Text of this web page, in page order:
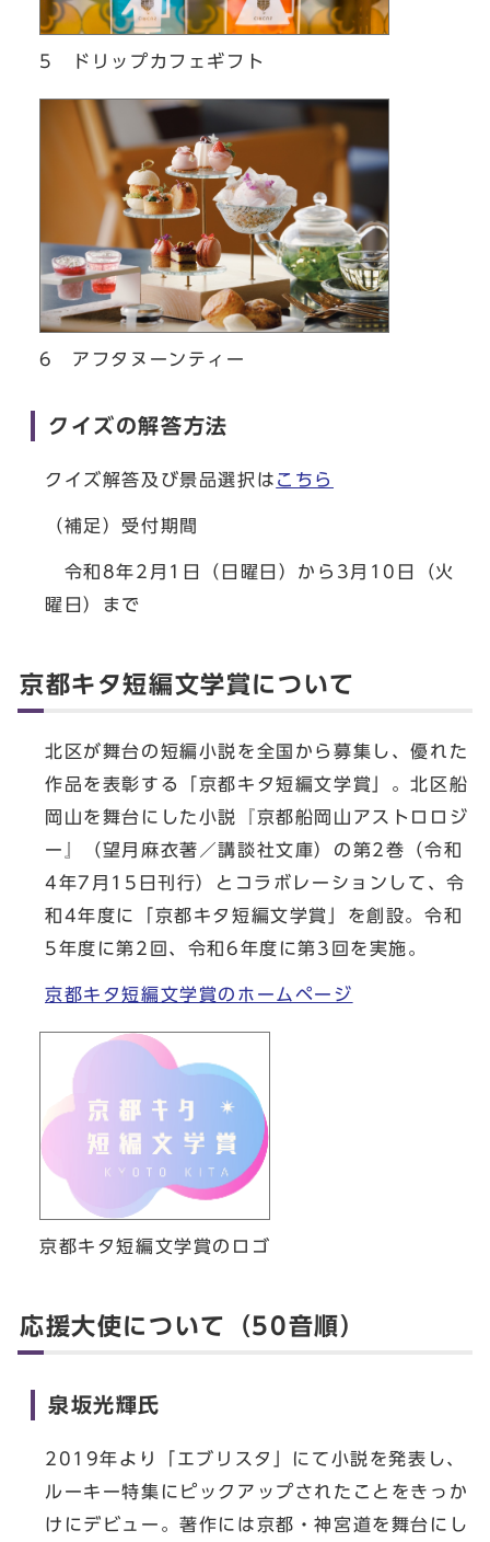
5 ドリップカフェギフト
6 アフタヌーンティー
クイズの解答方法
クイズ解答及び景品選択は こちら
（補足）受付期間
令和8年2月1日（日曜日）から3月10日（火
曜日）まで
京都キタ短編文学賞について
北区が舞台の短編小説を全国から募集し、優れた
作品を表彰する「京都キタ短編文学賞」。北区船
岡山を舞台にした小説『京都船岡山アストロロジ
ー』（望月麻衣著／講談社文庫）の第2巻（令和
4年7月15日刊行）とコラボレーションして、令
和4年度に「京都キタ短編文学賞」を創設。令和
5年度に第2回、令和6年度に第3回を実施。
京都キタ短編文学賞のホームページ
京都キタ短編文学賞のロゴ
応援大使について（50音順）
泉坂光輝氏
2019年より「エブリスタ」にて小説を発表し、
ルーキー特集にピックアップされたことをきっか
けにデビュー。著作には京都・神宮道を舞台にし